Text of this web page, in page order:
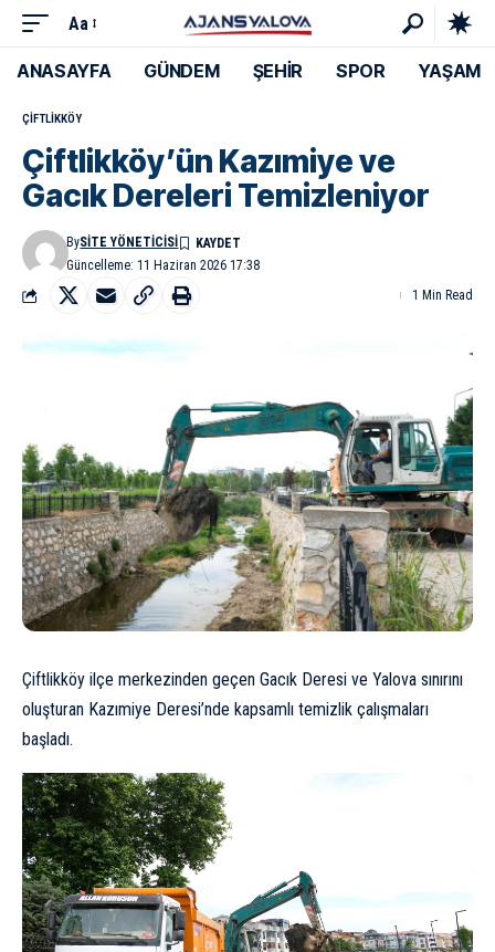
Aa
ANASAYFA GÜNDEM ŞEHİR SPOR YAŞAM
ÇIFTLIKKÖY
Çiftlikköy’ün Kazımiye ve
Gacık Dereleri Temizleniyor
Güncelleme: 11 Haziran 2026 17:38
BySITE YÖNETICISI
1 Min Read
Çiftlikköy ilçe merkezinden geçen Gacık Deresi ve Yalova sınırını
oluşturan Kazımiye Deresi’nde kapsamlı temizlik çalışmaları
başladı.